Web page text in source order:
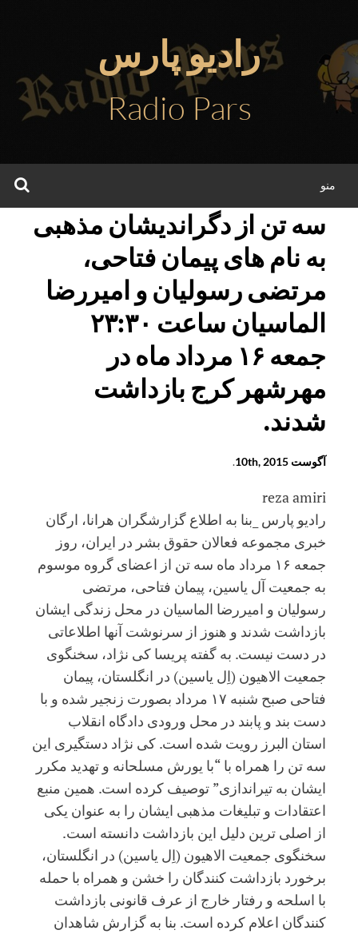
محتوا
رادیو پارس
Radio Pars
منو
سه تن از دگراندیشان مذهبی
به نام های پیمان فتاحی،
مرتضی رسولیان و امیررضا
الماسیان ساعت ۲۳:۳۰
جمعه ۱۶ مرداد ماه در
مهرشهر کرج بازداشت
شدند.
آگوست 10th, 2015 .
reza amiri
رادیو پارس _بنا به اطلاع گزارشگران هرانا، ارگان
خبری مجموعه فعالان حقوق بشر در ایران، روز
جمعه ۱۶ مرداد ماه سه تن از اعضای گروه موسوم
به جمعیت آل یاسین، پیمان فتاحی، مرتضی
رسولیان و امیررضا الماسیان در محل زندگی ایشان
بازداشت شدند و هنوز از سرنوشت آنها اطلاعاتی
در دست نیست. به گفته پریسا کی نژاد، سخنگوی
جمعیت الاهیون (اِل یاسین) در انگلستان، پیمان
فت
احی صبح شنبه ۱۷ مرداد بصورت زنجیر شده و با
دست بند و پابند در محل ورودی دادگاه انقلاب
استان البرز رویت شده است. کی نژاد دستگیری این
سه تن را همراه با “با یورش مسلحانه و تهدید مکرر
ایشان به تیراندازی” توصیف کرده است. همین منبع
اعتقادات و تبلیغات مذهبی ایشان را به عنوان یکی
از اصلی ترین دلیل این بازداشت دانسته است.
سخنگوی جمعیت الاهیون (اِل یاسین) در انگلستان،
برخورد بازداشت کنندگان را خشن و همراه با حمله
با اسلحه و رفتار خارج از عرف قانونی بازداشت
کنندگان اعلام کرده است. بنا به گزارش شاهدان